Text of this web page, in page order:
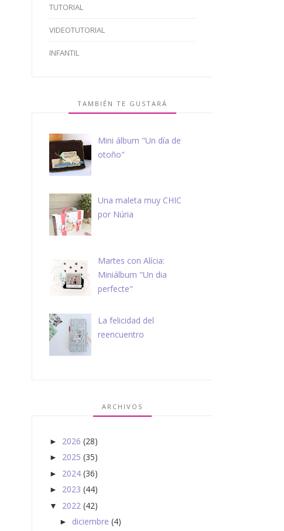
TUTORIAL
VIDEOTUTORIAL
INFANTIL
TAMBIÉN TE GUSTARÁ
Mini álbum "Un día de
otoño"
Una maleta muy CHIC
por Núria
Martes con Alícia:
Miniálbum "Un dia
perfecte"
La felicidad del
reencuentro
ARCHIVOS
► 2026 (28)
► 2025 (35)
► 2024 (36)
► 2023 (44)
▼ 2022 (42)
► diciembre (4)